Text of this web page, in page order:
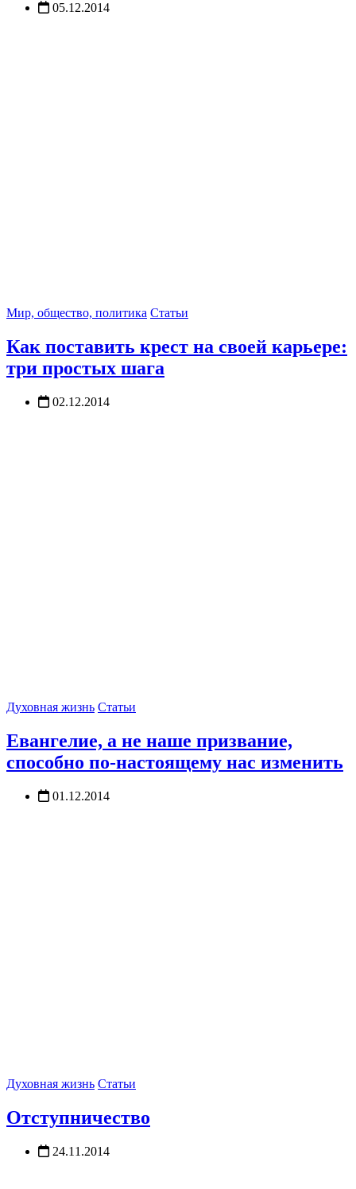
05.12.2014
Мир, общество, политика Статьи
Как поставить крест на своей карьере:
три простых шага
02.12.2014
Духовная жизнь Статьи
Евангелие, а не наше призвание,
способно по-настоящему нас изменить
01.12.2014
Духовная жизнь Статьи
Отступничество
24.11.2014